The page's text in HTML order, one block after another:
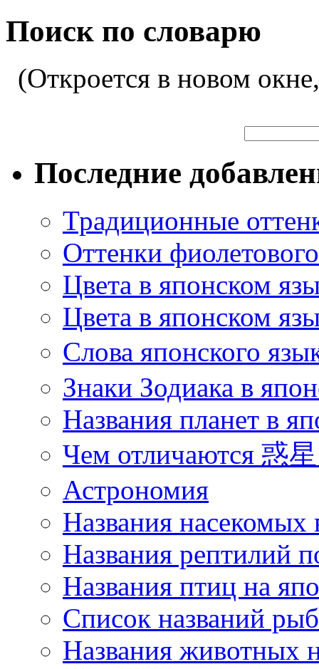
Поиск по словарю
(Откроется в новом
Последние
Традиционные
Оттенки
Цвета в японском
Цвета в японском
Слова японского
Знаки Зодиака в
Названия планет в
Чем отличаются 惑
Астрономия
Названия насекомых
Названия рептилий
Названия птиц на
Список названий
Названия животных